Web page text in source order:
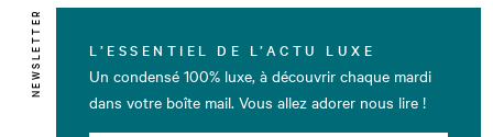
NEWSLETTER L’ESSENTIEL DE L’ACTU LUXE
Un condensé 100% luxe, à découvrir chaque mardi
dans votre boîte mail. Vous allez adorer nous lire !